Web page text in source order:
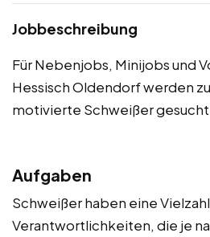
Jobbeschreibung
Für Nebenjobs, Minijobs und
Hessisch Oldendorf werden
motivierte Schweißer
Aufgaben
Schweißer haben eine
Verantwortlichkeiten, die je